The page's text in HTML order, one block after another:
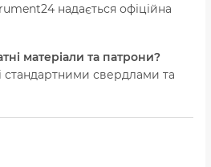
надається офіційна
матеріали та патрони?
стандартними свердлами та